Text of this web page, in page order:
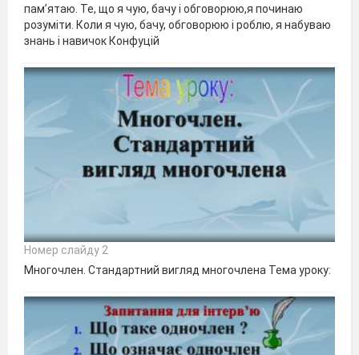
пам’ятаю. Те, що я чую, бачу і обговорюю,я починаю
розуміти. Коли я чую, бачу, обговорюю і роблю, я набуваю
знань і навичок Конфуцій
Номер слайду 2
Многочлен. Стандартний вигляд многочлена Тема уроку: